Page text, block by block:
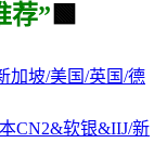
荐” 🟩
加坡/美国/英国/德
CN2&软银&IIJ/新